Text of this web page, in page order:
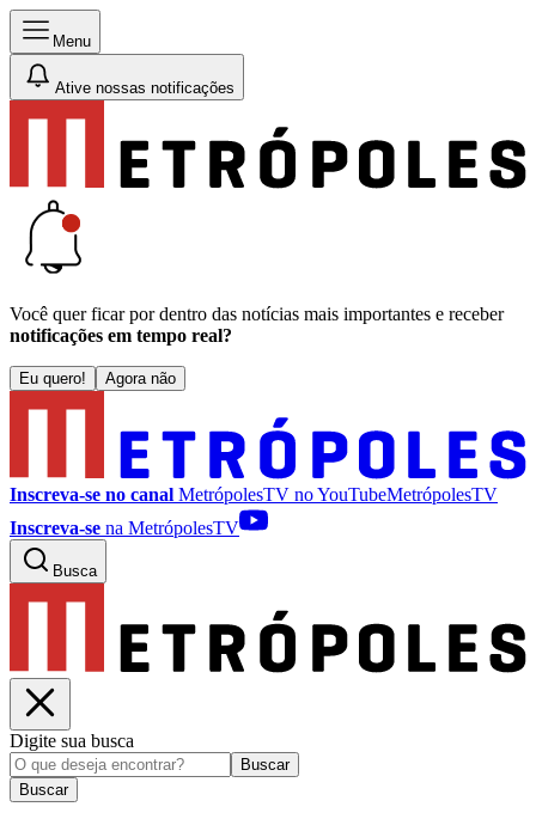
Menu
Ative nossas notificações
Você quer ficar por dentro das notícias mais importantes e receber
notificações em tempo real?
Eu quero! Agora não
Inscreva-se no canal MetrópolesTV noYouTubeMetrópolesTV
Inscreva-se na MetrópolesTV
Busca
Digite sua busca
Buscar
Buscar